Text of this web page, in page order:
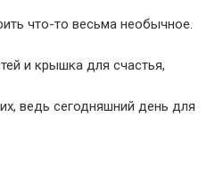
что-то весьма необычное.
и крышка для счастья,
ведь сегодняшний день для